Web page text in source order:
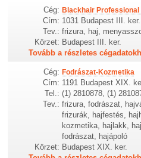
Cég: Blackhair Professional
Cím: 1031 Budapest III.
Tev.: frizura, haj,
Körzet: Budapest III. ker.
Tovább a részletes
Cég: Fodrászat-Kozmetika
Cím: 1191 Budapest XIX.
Tel.: (1) 2810878, (1)
Tev.: frizura, fodrászat,
frizurák, hajfestés,
kozmetika, hajlakk,
fodrászat, hajápoló
Körzet: Budapest XIX. ker.